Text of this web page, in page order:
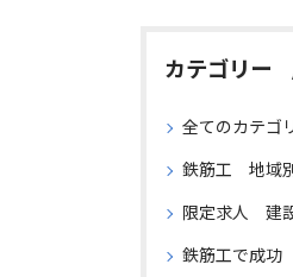
カテゴリー
全てのカテゴ
鉄筋工 地域
限定求人 建
鉄筋工で成功